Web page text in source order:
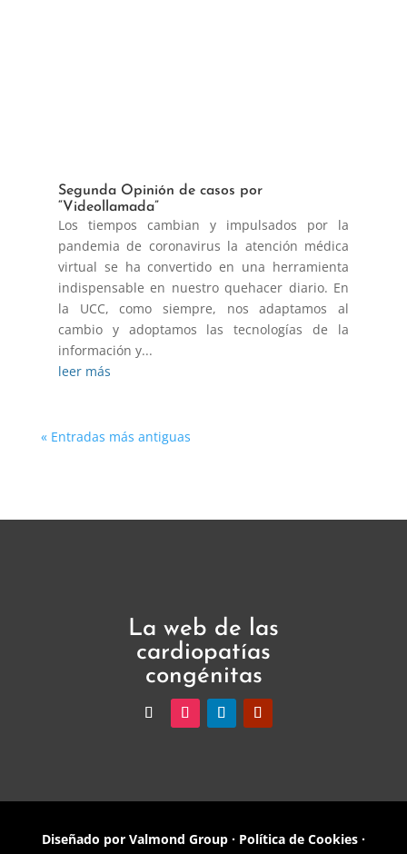
Segunda Opinión de casos por
“Videollamada”
Los tiempos cambian y impulsados por la
pandemia de coronavirus la atención médica
virtual se ha convertido en una herramienta
indispensable en nuestro quehacer diario. En
la UCC, como siempre, nos adaptamos al
cambio y adoptamos las tecnologías de la
información y...
leer más
« Entradas más antiguas
La web de las
cardiopatías
congénitas
Diseñado porValmond Group· Política de Cookies·